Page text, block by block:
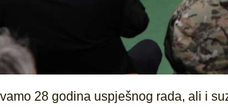
28 godina uspješnog rada, ali i